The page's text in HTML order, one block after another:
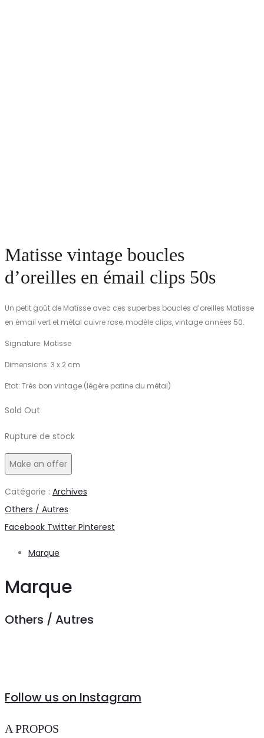
Matisse vintage boucles
d’oreilles en émail clips 50s
Un petit goût de Matisse avec ces superbes boucles d’oreilles Matisse
en émail vert et métal cuivre rose, modèle clips, vintage années 50.
Signature: Matisse
Dimensions: 3 x 2 cm
Etat: Très bon vintage (légère patine du métal)
Sold Out
Rupture de stock
Make an offer
Catégorie : Archives
Others / Autres
Share
Facebook Twitter Pinterest
Marque
Marque
Others / Autres
Follow us on Instagram
A PROPOS